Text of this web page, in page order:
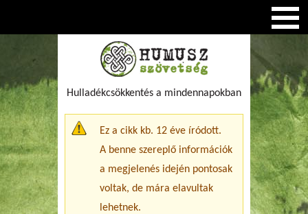
Hulladékcsökkentés a mindennapokban
Figyelmeztető üzenet
Ez a cikk kb. 12 éve íródott.
A benne szereplő információk
a megjelenés idején pontosak
voltak, de mára elavultak
lehetnek.